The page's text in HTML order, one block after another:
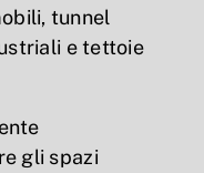
tunnel
e tettoie
gli spazi